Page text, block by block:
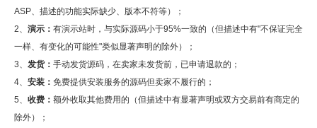
ASP、描述的功能实际缺少、版本不符等）；
2、 演示： 有演示站时，与实际源码小于95%一致的（但描述中有"不保证完全
一样、有变化的可能性"类似显著声明的除外）；
3、 发货： 手动发货源码，在卖家未发货前，已申请退款的；
4、 安装： 免费提供安装服务的源码但卖家不履行的；
5、 收费： 额外收取其他费用的（但描述中有显著声明或双方交易前有商定的
除外）；